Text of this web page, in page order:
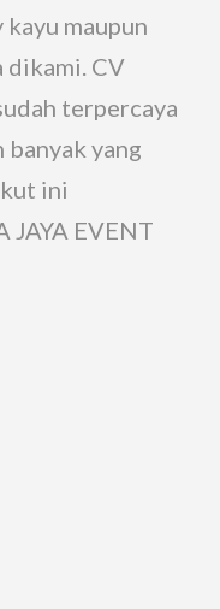
maupun
dikami. CV
terpercaya
banyak yang
ini
JAYA EVENT